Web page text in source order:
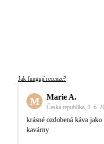
Jak fungují recenze?
M Marie A.
Česká republika 1. 6.
krásné ozdobená káva
kavárny